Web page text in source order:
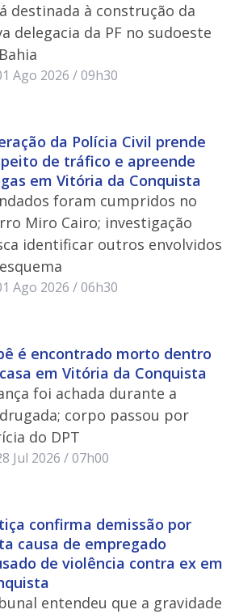
destinada à construção da
delegacia da PF no sudoeste
Ago 2026 / 09h30
da Polícia Civil prende
de tráfico e apreende
em Vitória da Conquista
foram cumpridos no
Miro Cairo; investigação
identificar outros envolvidos
Ago 2026 / 06h30
é encontrado morto dentro
em Vitória da Conquista
foi achada durante a
corpo passou por
do DPT
Jul 2026 / 07h00
confirma demissão por
causa de empregado
de violência contra ex em
entendeu que a gravidade